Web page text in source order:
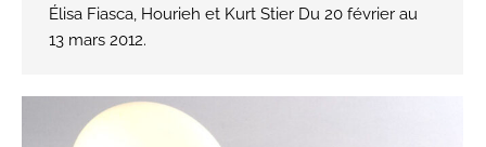
Élisa Fiasca, Hourieh et Kurt Stier Du 20 février au
13 mars 2012.